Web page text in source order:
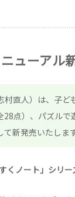
ニューアル
直人）は、子ど
28点）、パズル
新発売いたします
くノート」シリー